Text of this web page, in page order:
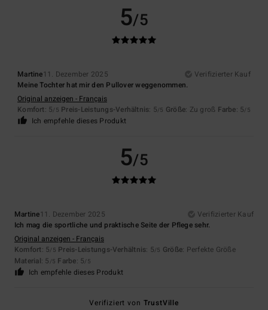
5/5
Martine11. Dezember 2025
Verifizierter Kauf
Meine Tochter hat mir den Pullover weggenommen.
Original anzeigen - Français
Komfort: 5/5 Preis-Leistungs-Verhältnis: 5/5 Größe: Zu groß Farbe: 5/5
Ich empfehle dieses Produkt
5/5
Martine11. Dezember 2025
Verifizierter Kauf
Ich mag die sportliche und praktische Seite der Pflege sehr.
Original anzeigen - Français
Komfort: 5/5 Preis-Leistungs-Verhältnis: 5/5 Größe: Perfekte Größe
Material: 5 /5 Farbe: 5/5
Ich empfehle dieses Produkt
Verifiziert von TrustVille